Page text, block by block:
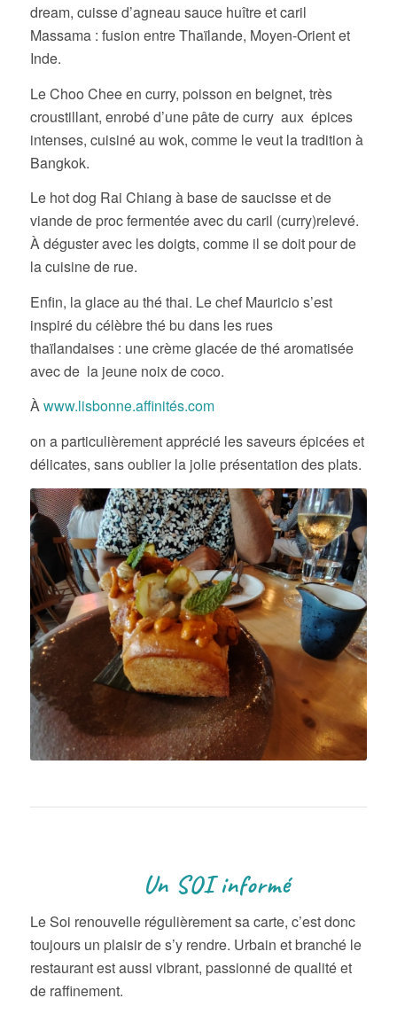
dream, cuisse d’agneau sauce huître et caril
Massama : fusion entre Thaïlande, Moyen-Orient et
Inde.
Le Choo Chee en curry, poisson en beignet, très
croustillant, enrobé d’une pâte de curry aux épices
intenses, cuisiné au wok, comme le veut la tradition à
Bangkok.
Le hot dog Rai Chiang à base de saucisse et de
viande de proc fermentée avec du caril (curry)relevé.
À déguster avec les doigts, comme il se doit pour de
la cuisine de rue.
Enfin, la glace au thé thai. Le chef Mauricio s’est
inspiré du célèbre thé bu dans les rues
thaïlandaises : une crème glacée de thé aromatisée
avec de la jeune noix de coco.
Àwww.lisbonne.affinités.com
on a particulièrement apprécié les saveurs épicées et
délicates, sans oublier la jolie présentation des plats.
Un SOI informé
Le Soi renouvelle régulièrement sa carte, c’est donc
toujours un plaisir de s’y rendre. Urbain et branché le
restaurant est aussi vibrant, passionné de qualité et
de raffinement.